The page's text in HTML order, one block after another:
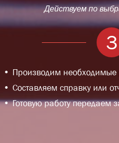
Действуем по
3
Производим необходимые
Составляем справку или
Готовую работу передаем